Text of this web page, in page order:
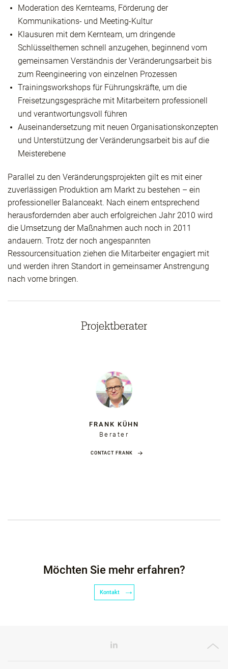
Moderation des Kernteams, Förderung der
Kommunikations- und Meeting-Kultur
Klausuren mit dem Kernteam, um dringende
Schlüsselthemen schnell anzugehen, beginnend vom
gemeinsamen Verständnis der Veränderungsarbeit bis
zum Reengineering von einzelnen Prozessen
Trainingsworkshops für Führungskräfte, um die
Freisetzungsgespräche mit Mitarbeitern professionell
und verantwortungsvoll führen
Auseinandersetzung mit neuen Organisationskonzepten
und Unterstützung der Veränderungsarbeit bis auf die
Meisterebene
Parallel zu den Veränderungsprojekten gilt es mit einer
zuverlässigen Produktion am Markt zu be­stehen – ein
professioneller Balanceakt. Nach einem entsprechend
herausfordernden aber auch erfolg­reichen Jahr 2010 wird
die Umsetzung der Maßnahmen auch noch in 2011
andauern. Trotz der noch angespannten
Ressourcensituation ziehen die Mitarbeiter engagiert mit
und werden ihren Standort in gemeinsamer Anstrengung
nach vorne bringen.
Projektberater
FRANK KÜHN
Berater
CONTACT FRANK
Möchten Sie mehr erfahren?
Kontakt